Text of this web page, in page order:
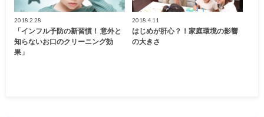
2018.2.28
「インフル予防の新習慣！ 意外と
知らないお口のクリーニング効
果」
2018.4.11
はじめが肝心？！家庭環境の影響
の大きさ